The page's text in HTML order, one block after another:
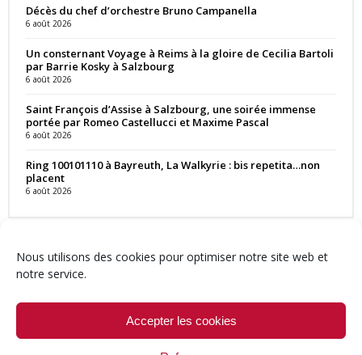
Nous utilisons des cookies pour optimiser notre site web et
notre service.
Accepter les cookies
Décès du chef d’orchestre Bruno Campanella
6 août 2026
Un consternant Voyage à Reims à la gloire de Cecilia Bartoli
par Barrie Kosky à Salzbourg
6 août 2026
Saint François d’Assise à Salzbourg, une soirée immense
portée par Romeo Castellucci et Maxime Pascal
6 août 2026
Ring 100101110 à Bayreuth, La Walkyrie : bis repetita…non
placent
6 août 2026